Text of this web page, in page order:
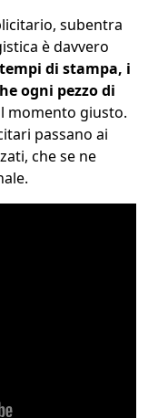
subentra
è davvero
di stampa, i
ogni pezzo di
momento giusto.
passano ai
che se ne